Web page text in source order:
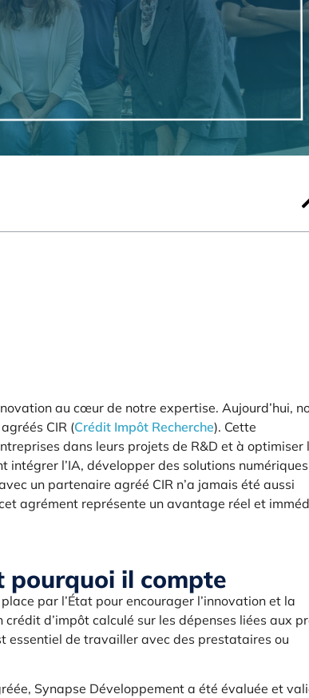
au cœur de notre expertise. Aujourd’hui,
CIR (Crédit Impôt Recherche). Cette
dans leurs projets de R&D et à optimiser
intégrer l’IA, développer des solutions numériques
un partenaire agréé CIR n’a jamais été aussi
agrément représente un avantage réel et
pourquoi il compte
par l’État pour encourager l’innovation et la
d’impôt calculé sur les dépenses liées aux
essentiel de travailler avec des prestataires ou
Synapse Développement a été évaluée et